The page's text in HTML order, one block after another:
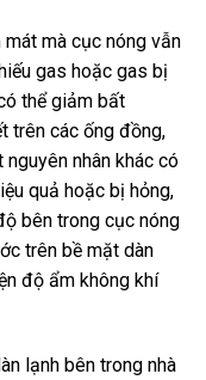
mát mà cục nóng vẫn
gas hoặc gas bị
thể giảm bất
trên các ống đồng,
nhân khác có
quả hoặc bị hỏng,
bên trong cục nóng
trên bề mặt dàn
độ ẩm không khí
lạnh bên trong nhà